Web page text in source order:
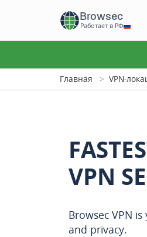
Browsec
Работает в РФ
Главная VPN-
VPN
Browsec VPN
and privacy.